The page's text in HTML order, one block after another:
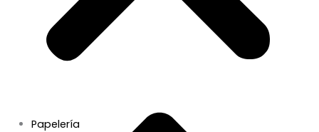
Papelería